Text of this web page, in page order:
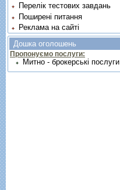
Перелік тестових завдань
Поширені питання
Реклама на сайті
Дошка оголошень
Пропонуємо послуги:
Митно - брокерські послуги